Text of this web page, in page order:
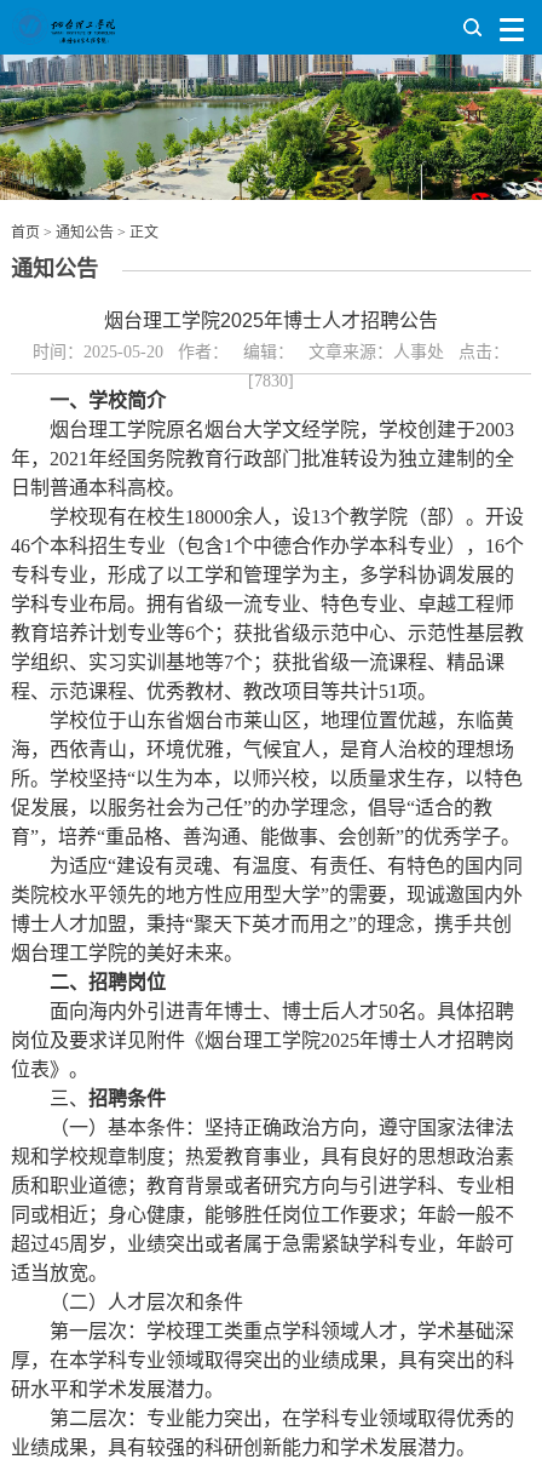
首页 >通知公告 > 正文
通知公告
烟台理工学院2025年博士人才招聘公告
时间：2025-05-20 作者： 编辑： 文章来源：人事处 点击：
[7830]
一、学校简介
烟台理工学院原名烟台大学文经学院，学校创建于2003
年，2021年经国务院教育行政部门批准转设为独立建制的全
日制普通本科高校。
学校现有在校生18000余人，设13个教学院（部）。开设
46个本科招生专业（包含1个中德合作办学本科专业），16个
专科专业，形成了以工学和管理学为主，多学科协调发展的
学科专业布局。拥有省级一流专业、特色专业、卓越工程师
教育培养计划专业等6个；获批省级示范中心、示范性基层教
学组织、实习实训基地等7个；获批省级一流课程、精品课
程、示范课程、优秀教材、教改项目等共计51项。
学校位于山东省烟台市莱山区，地理位置优越，东临黄
海，西依青山，环境优雅，气候宜人，是育人治校的理想场
所。学校坚持“以生为本，以师兴校，以质量求生存，以特色
促发展，以服务社会为己任”的办学理念，倡导“适合的教
育”，培养“重品格、善沟通、能做事、会创新”的优秀学子。
为适应“建设有灵魂、有温度、有责任、有特色的国内同
类院校水平领先的地方性应用型大学”的需要，现诚邀国内外
博士人才加盟，秉持“聚天下英才而用之”的理念，携手共创
烟台理工学院的美好未来。
二、招聘岗位
面向海内外引进青年博士、博士后人才50名。具体招聘
岗位及要求详见附件《烟台理工学院2025年博士人才招聘岗
位表》。
三、招聘条件
（一）基本条件：坚持正确政治方向，遵守国家法律法
规和学校规章制度；热爱教育事业，具有良好的思想政治素
质和职业道德；教育背景或者研究方向与引进学科、专业相
同或相近；身心健康，能够胜任岗位工作要求；年龄一般不
超过45周岁，业绩突出或者属于急需紧缺学科专业，年龄可
适当放宽。
（二）人才层次和条件
第一层次：学校理工类重点学科领域人才，学术基础深
厚，在本学科专业领域取得突出的业绩成果，具有突出的科
研水平和学术发展潜力。
第二层次：专业能力突出，在学科专业领域取得优秀的
业绩成果，具有较强的科研创新能力和学术发展潜力。